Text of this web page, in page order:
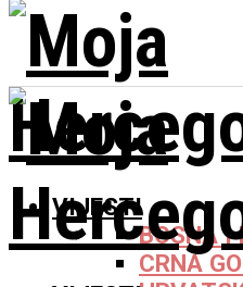
VIJESTI
BOSNA I
CRNA